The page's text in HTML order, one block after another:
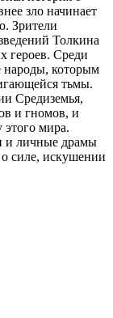
зло начинает
Зрители
Толкина
героев. Среди
которым
тьмы.
Средиземья,
и гномов, и
этого мира.
и личные драмы
силе, искушении